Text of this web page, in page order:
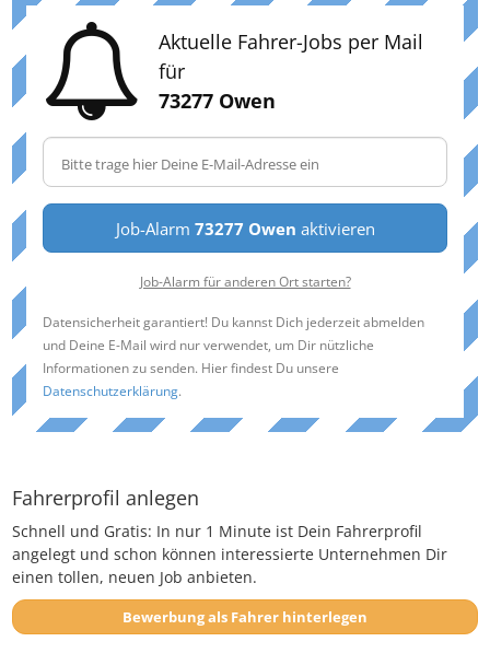
Aktuelle Fahrer-Jobs per Mail
für
73277 Owen
Job-Alarm 73277 Owen aktivieren
Job-Alarm für anderen Ort starten?
Datensicherheit garantiert! Du kannst Dich jederzeit abmelden
und Deine E-Mail wird nur verwendet, um Dir nützliche
Informationen zu senden. Hier findest Du unsere
Datenschutzerklärung.
Fahrerprofil anlegen
Schnell und Gratis: In nur 1 Minute ist Dein Fahrerprofil
angelegt und schon können interessierte Unternehmen Dir
einen tollen, neuen Job anbieten.
Bewerbung als Fahrer hinterlegen